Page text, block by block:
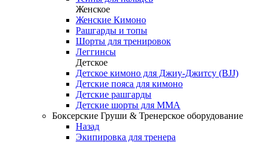
Женское
Женские Кимоно
Рашгарды и топы
Шорты для тренировок
Леггинсы
Детское
Детское кимоно для Джиу-Джитсу (BJJ)
Детские пояса для кимоно
Детские рашгарды
Детские шорты для ММА
Боксерские Груши & Тренерское оборудование
Назад
Экипировка для тренера